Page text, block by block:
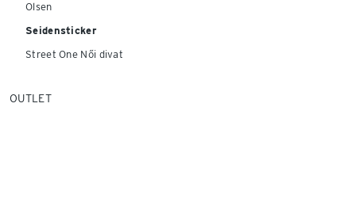
Olsen
Seidensticker
Street One Női divat
OUTLET